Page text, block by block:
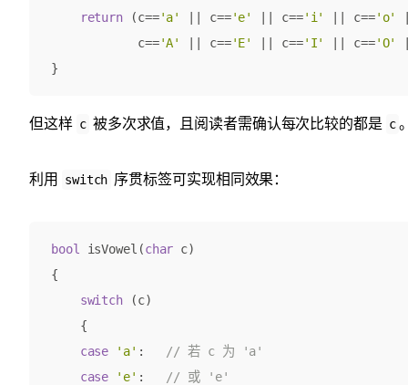
return
(c=='a' c=='e' c=='i' c=='o'
c=='A' c=='E' c=='I' c=='O'
}
但这样 c 被多次求值，且阅读者需确认每次比较的都是 c
利用 switch 序贯标签可实现相同效果：
bool isVowel (char c)
{
switch
(c)
{
case
'a' :
case
'e' :